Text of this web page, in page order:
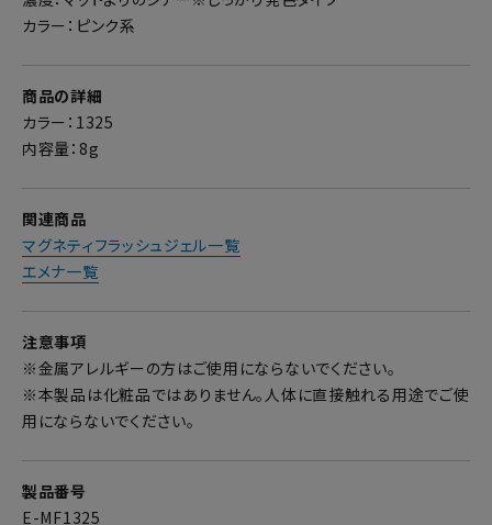
カラー：ピンク系
商品の詳細
カラー：1325
内容量：8g
関連商品
マグネティフラッシュジェル一覧
エメナ一覧
注意事項
※金属アレルギーの方はご使用にならないでください。
※本製品は化粧品ではありません。人体に直接触れる用途でご使
用にならないでください。
製品番号
E-MF1325